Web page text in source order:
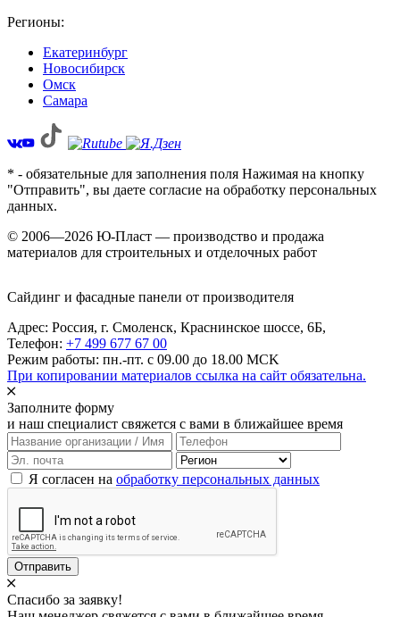
Регионы:
Екатеринбург
Новосибирск
Омск
Самара
* - обязательные для заполнения поля Нажимая на кнопку
"Отправить", вы даете согласие на обработку персональных
данных.
© 2006—2026 Ю-Пласт — производство и продажа
материалов для строительных и отделочных работ
Сайдинг и фасадные панели от производителя
Адрес: Россия, г. Смоленск, Краснинское шоссе, 6Б,
Телефон: +7 499 677 67 00
Режим работы: пн.-пт. с 09.00 до 18.00 MCK
При копировании материалов ссылка на сайт обязательна.
Заполните форму
и наш специалист свяжется с вами в ближайшее время
Я согласен на обработку персональных данных
Отправить
Спасибо за заявку!